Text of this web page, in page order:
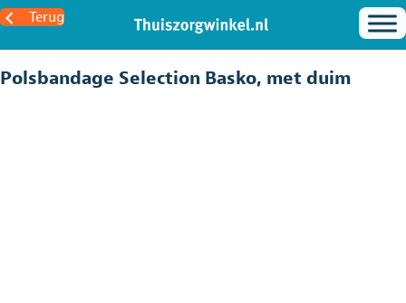
Terug
Polsbandage Selection Basko, met duim